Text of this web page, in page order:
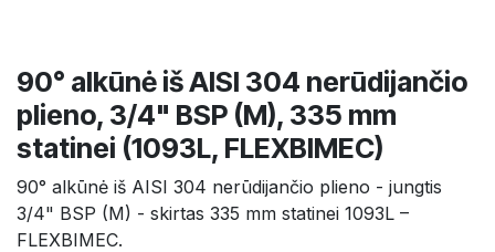
90° alkūnė iš AISI 304 nerūdijančio
plieno, 3/4" BSP (M), 335 mm
statinei (1093L, FLEXBIMEC)
90° alkūnė iš AISI 304 nerūdijančio plieno - jungtis
3/4" BSP (M) - skirtas 335 mm statinei 1093L –
FLEXBIMEC.